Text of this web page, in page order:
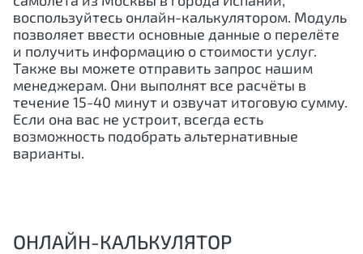
воспользуйтесь онлайн-калькулятором. Модуль
позволяет ввести основные данные о перелёте
и получить информацию о стоимости услуг.
Также вы можете отправить запрос нашим
менеджерам. Они выполнят все расчёты в
течение 15-40 минут и озвучат итоговую сумму.
Если она вас не устроит, всегда есть
возможность подобрать альтернативные
варианты.
ОНЛАЙН-КАЛЬКУЛЯТОР